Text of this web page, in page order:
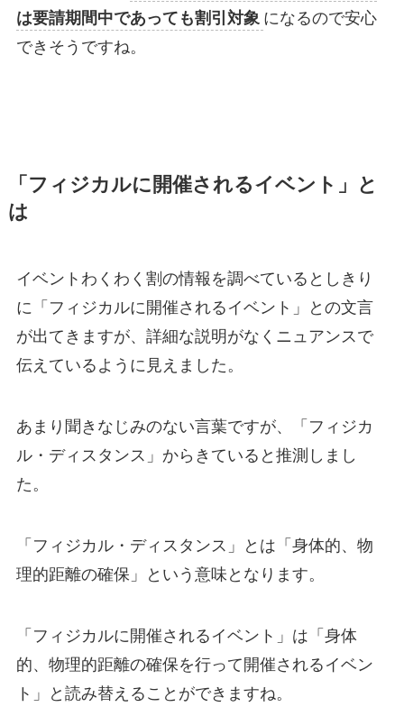
は要請期間中であっても割引対象 になるので安心
できそうですね。
「フィジカルに開催されるイベント」と
は
イベントわくわく割の情報を調べているとしきり
に「フィジカルに開催されるイベント」との文言
が出てきますが、詳細な説明がなくニュアンスで
伝えているように見えました。
あまり聞きなじみのない言葉ですが、「フィジカ
ル・ディスタンス」からきていると推測しまし
た。
「フィジカル・ディスタンス」とは「身体的、物
理的距離の確保」という意味となります。
「フィジカルに開催されるイベント」は「身体
的、物理的距離の確保を行って開催されるイベン
ト」と読み替えることができますね。